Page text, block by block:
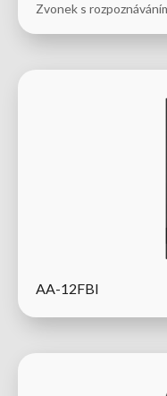
Zvonek s
AA-12FBI